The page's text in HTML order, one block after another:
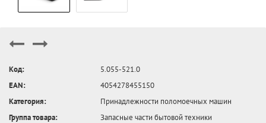
Код:
5.055-521.0
EAN:
4054278455150
Категория:
Принадлежности поломоечных машин
Группа товара:
Запасные части бытовой техники